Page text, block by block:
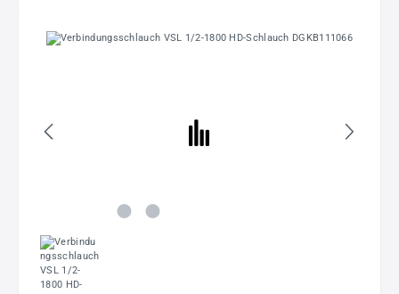
Bildergalerie überspringen